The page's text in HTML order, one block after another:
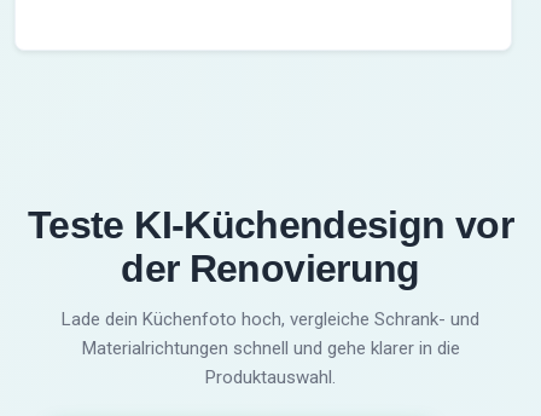
Teste KI-Küchendesign vor
der Renovierung
Lade dein Küchenfoto hoch, vergleiche Schrank- und
Materialrichtungen schnell und gehe klarer in die
Produktauswahl.